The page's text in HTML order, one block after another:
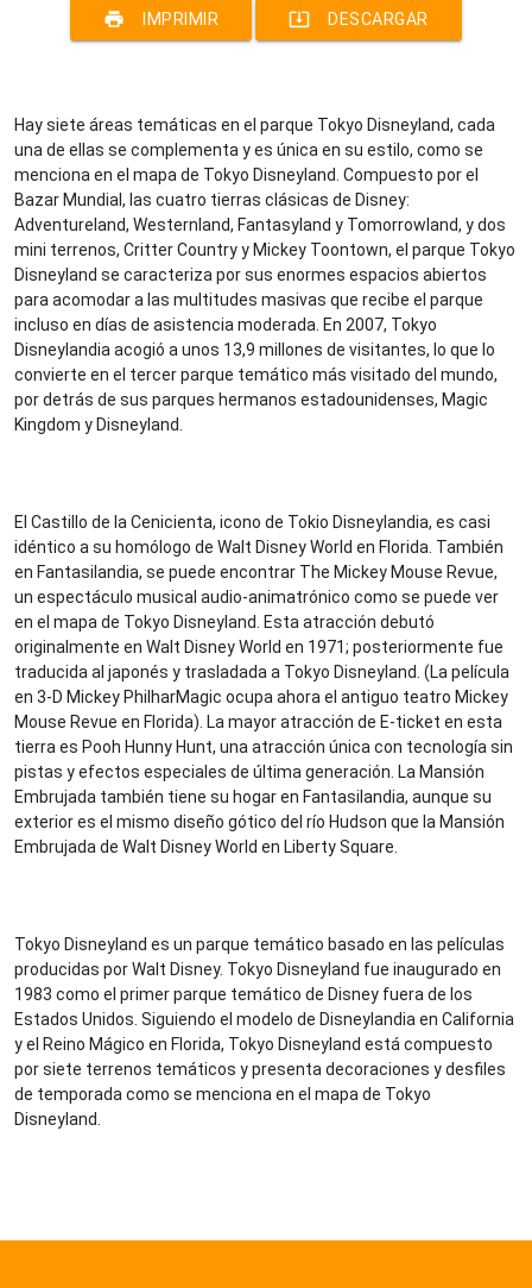
print IMPRIMIR system_update_alt DESCARGAR
Hay siete áreas temáticas en el parque Tokyo Disneyland, cada
una de ellas se complementa y es única en su estilo, como se
menciona en el mapa de Tokyo Disneyland. Compuesto por el
Bazar Mundial, las cuatro tierras clásicas de Disney:
Adventureland, Westernland, Fantasyland y Tomorrowland, y dos
mini terrenos, Critter Country y Mickey Toontown, el parque Tokyo
Disneyland se caracteriza por sus enormes espacios abiertos
para acomodar a las multitudes masivas que recibe el parque
incluso en días de asistencia moderada. En 2007, Tokyo
Disneylandia acogió a unos 13,9 millones de visitantes, lo que lo
convierte en el tercer parque temático más visitado del mundo,
por detrás de sus parques hermanos estadounidenses, Magic
Kingdom y Disneyland.
El Castillo de la Cenicienta, icono de Tokio Disneylandia, es casi
idéntico a su homólogo de Walt Disney World en Florida. También
en Fantasilandia, se puede encontrar The Mickey Mouse Revue,
un espectáculo musical audio-animatrónico como se puede ver
en el mapa de Tokyo Disneyland. Esta atracción debutó
originalmente en Walt Disney World en 1971; posteriormente fue
traducida al japonés y trasladada a Tokyo Disneyland. (La película
en 3-D Mickey PhilharMagic ocupa ahora el antiguo teatro Mickey
Mouse Revue en Florida). La mayor atracción de E-ticket en esta
tierra es Pooh Hunny Hunt, una atracción única con tecnología sin
pistas y efectos especiales de última generación. La Mansión
Embrujada también tiene su hogar en Fantasilandia, aunque su
exterior es el mismo diseño gótico del río Hudson que la Mansión
Embrujada de Walt Disney World en Liberty Square.
Tokyo Disneyland es un parque temático basado en las películas
producidas por Walt Disney. Tokyo Disneyland fue inaugurado en
1983 como el primer parque temático de Disney fuera de los
Estados Unidos. Siguiendo el modelo de Disneylandia en California
y el Reino Mágico en Florida, Tokyo Disneyland está compuesto
por siete terrenos temáticos y presenta decoraciones y desfiles
de temporada como se menciona en el mapa de Tokyo
Disneyland.